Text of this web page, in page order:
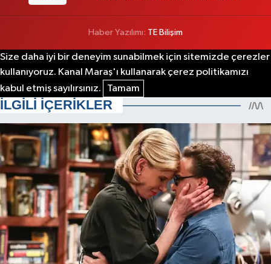
Haber Yazılımı: TE Bilişim
Size daha iyi bir deneyim sunabilmek için sitemizde çerezler
kullanıyoruz. Kanal Maraş'ı kullanarak çerez politikamızı
kabul etmiş sayılırsınız.
Tamam